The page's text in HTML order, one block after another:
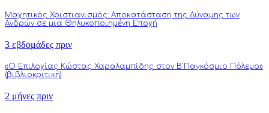
Μαχητικός Χριστιανισμός: Αποκατάσταση της Δύναμης των
Ανδρών σε μια Θηλυκοποιημένη Εποχή
3 εβδομάδες πριν
«Ο Επιλοχίας Κώστας Χαραλαμπίδης στον Β΄Παγκόσμιο Πόλεμο»
(βιβλιοκριτική)
2 μήνες πριν